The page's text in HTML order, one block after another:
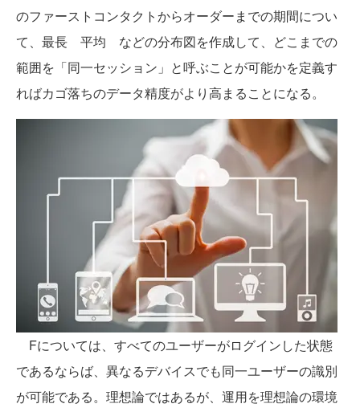
のファーストコンタクトからオーダーまでの期間につい
て、最長 平均 などの分布図を作成して、どこまでの
範囲を「同一セッション」と呼ぶことが可能かを定義す
ればカゴ落ちのデータ精度がより高まることになる。
Fについては、すべてのユーザーがログインした状態
であるならば、異なるデバイスでも同一ユーザーの識別
が可能である。理想論ではあるが、運用を理想論の環境